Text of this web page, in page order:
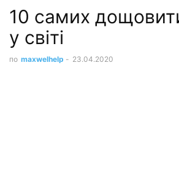
10 самих
у світі
по maxwelhelp - 23.04.2020